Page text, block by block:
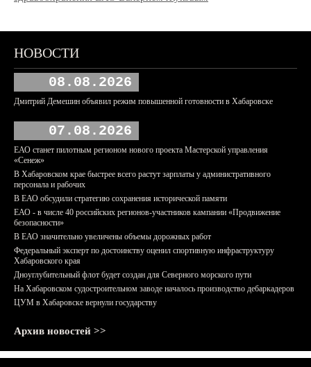
НОВОСТИ
08.08.2026
Дмитрий Демешин объявил режим повышенной готовности в Хабаровске
07.08.2026
ЕАО станет пилотным регионом нового проекта Мастерской управления
«Сенеж»
В Хабаровском крае быстрее всего растут зарплаты у административного
персонала и рабочих
В ЕАО обсудили стратегию сохранения исторической памяти
ЕАО - в числе 40 российских регионов-участников кампании «Продвижение
безопасности»
В ЕАО значительно увеличены объемы дорожных работ
Федеральный эксперт по достоинству оценил спортивную инфраструктуру
Хабаровского края
Дноуглубительный флот будет создан для Северного морского пути
На Хабаровском судостроительном заводе началось производство дебаркадеров
ЦУМ в Хабаровске вернули государству
Архив новостей >>